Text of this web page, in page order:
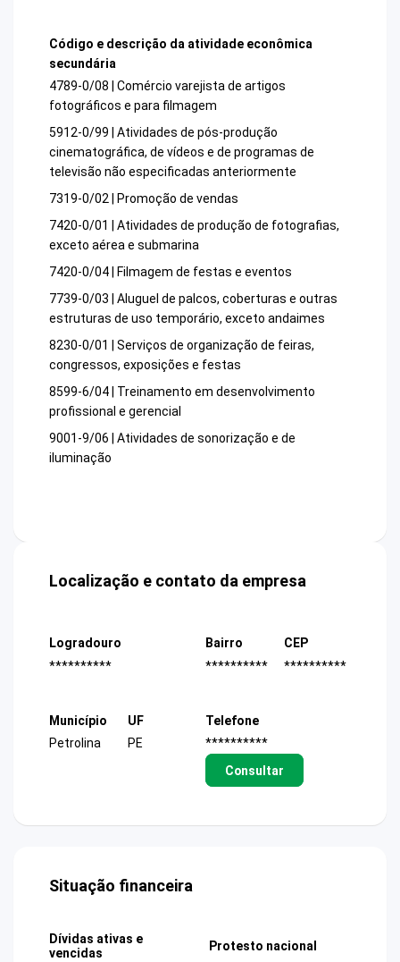
Código e descrição da atividade econômica
secundária
4789-0/08 | Comércio varejista de artigos
fotográficos e para filmagem
5912-0/99 | Atividades de pós-produção
cinematográfica, de vídeos e de programas de
televisão não especificadas anteriormente
7319-0/02 | Promoção de vendas
7420-0/01 | Atividades de produção de fotografias,
exceto aérea e submarina
7420-0/04 | Filmagem de festas e eventos
7739-0/03 | Aluguel de palcos, coberturas e outras
estruturas de uso temporário, exceto andaimes
8230-0/01 | Serviços de organização de feiras,
congressos, exposições e festas
8599-6/04 | Treinamento em desenvolvimento
profissional e gerencial
9001-9/06 | Atividades de sonorização e de
iluminação
Localização e contato da empresa
Logradouro
**********
Bairro
**********
CEP
**********
Município
Petrolina
UF
PE
Telefone
**********
Consultar
Situação financeira
Dívidas ativas e
vencidas
Protesto nacional